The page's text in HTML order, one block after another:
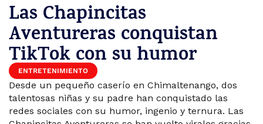
Las Chapincitas
Aventureras conquistan
TikTok con su humor
ENTRETENIMIENTO
Desde un pequeño caserío en Chimaltenango, dos
talentosas niñas y su padre han conquistado las
redes sociales con su humor, ingenio y ternura. Las